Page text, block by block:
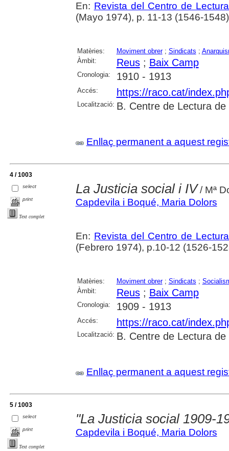
En: Revista del Centro de
(Mayo 1974), p. 11-13 (1546-
Matèries: Moviment obrer; Sindicats ;
Àmbit:
Reus; Baix Camp
Cronologia: 1910 - 1913
Accés: https://raco.cat/
Localització: B. Centre de Lectura de
Enllaç permanent a aquest
4 / 1003
select
print
Text complet
La Justicia social i IV/ Mª
Capdevila i Boqué, Maria Dolors
En: Revista del Centro de
(Febrero 1974), p.10-12 (1526-
Matèries: Moviment obrer; Sindicats ;
Àmbit:
Reus; Baix Camp
Cronologia: 1909 - 1913
Accés: https://raco.cat/
Localització: B. Centre de Lectura de
Enllaç permanent a aquest
5 / 1003
select
print
Text complet
"La Justicia social 1909-
Capdevila i Boqué, Maria Dolors